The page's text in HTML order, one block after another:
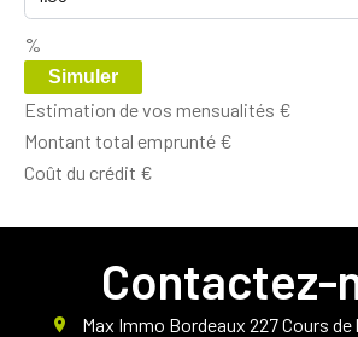
%
Simuler
Estimation de vos mensualités €
Montant total emprunté €
Coût du crédit €
Contactez-
Max Immo Bordeaux 227 Cours